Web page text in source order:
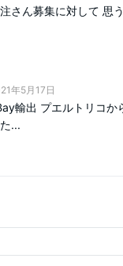
さん募集に対して 思
年5月17日
輸出 プエルトリコか
...